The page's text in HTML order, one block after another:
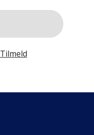
Tilmeld